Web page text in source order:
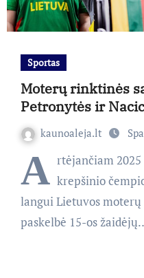
Sportas
Moterų rinktinės
Petronytės ir
kaunoaleja.lt
A rtėjančiam
krepšinio
langui Lietuvos
paskelbė 15-os